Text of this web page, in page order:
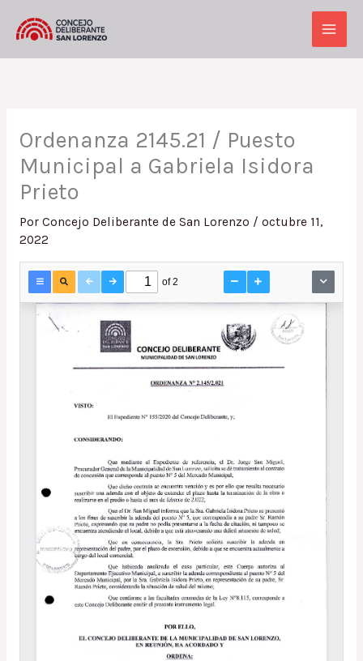
Main
Ordenanza 2145.21 / Puesto
Municipal a Gabriela Isidora
Prieto
Por Concejo Deliberante de San Lorenzo / octubre 11,
2022